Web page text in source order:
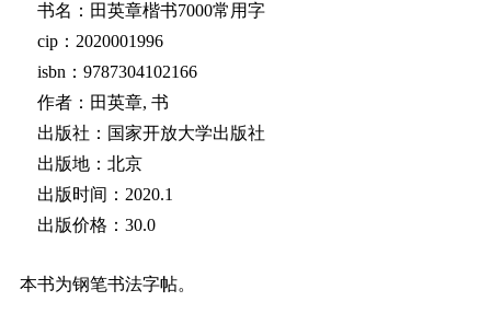
书名：田英章楷书7000常用字
cip：2020001996
isbn：9787304102166
作者：田英章, 书
出版社：国家开放大学出版社
出版地：北京
出版时间：2020.1
出版价格：30.0
本书为钢笔书法字帖。